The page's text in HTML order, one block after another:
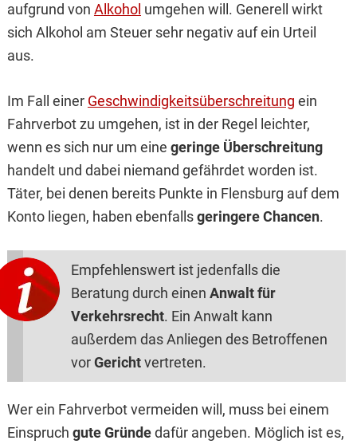
aufgrund von Alkohol umgehen will. Generell wirkt
sich Alkohol am Steuer sehr negativ auf ein Urteil
aus.
Im Fall einer Geschwindigkeitsüberschreitung ein
Fahrverbot zu umgehen, ist in der Regel leichter,
wenn es sich nur um eine geringe Überschreitung
handelt und dabei niemand gefährdet worden ist.
Täter, bei denen bereits Punkte in Flensburg auf dem
Konto liegen, haben ebenfallsgeringere Chancen.
Empfehlenswert ist jedenfalls die
Beratung durch einen Anwalt für
Verkehrsrecht. Ein Anwalt kann
außerdem das Anliegen des Betroffenen
vorGerichtvertreten.
Wer ein Fahrverbot vermeiden will, muss bei einem
Einspruch gute Gründedafür angeben. Möglich ist es,